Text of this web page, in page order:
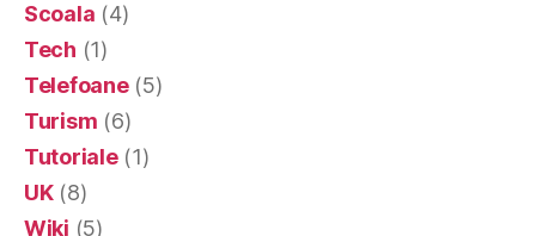
Scoala (4)
Tech (1)
Telefoane(5)
Turism (6)
Tutoriale(1)
UK(8)
Wiki (5)